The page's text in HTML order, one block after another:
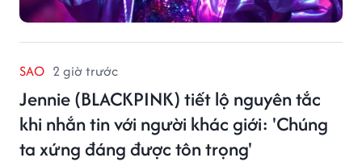
SAO 2 giờ trước
Jennie (BLACKPINK) tiết lộ nguyên tắc
khi nhắn tin với người khác giới: 'Chúng
ta xứng đáng được tôn trọng'